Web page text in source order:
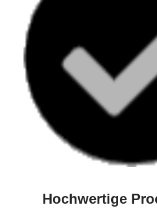
Hochwertige